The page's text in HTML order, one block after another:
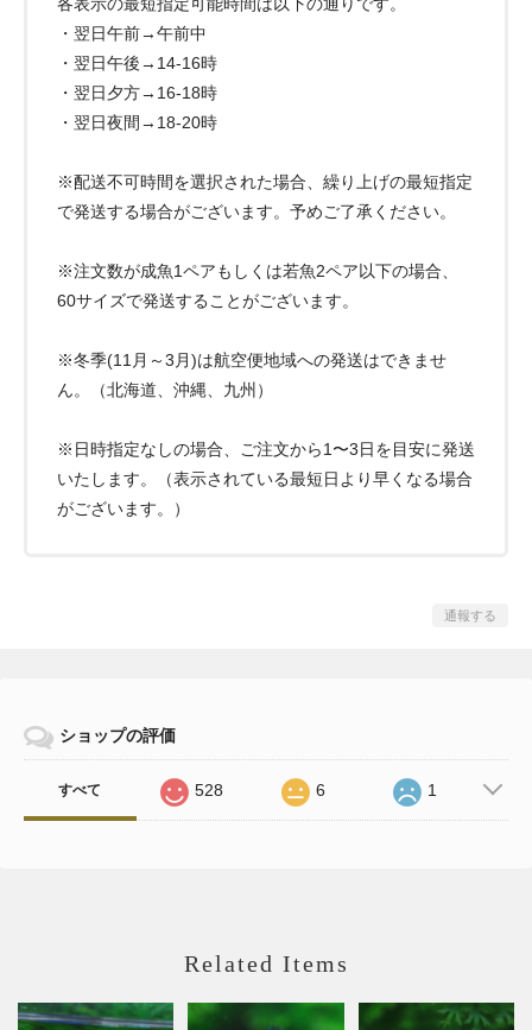
・翌日午前→午前中
・翌日午後→14-16時
・翌日夕方→16-18時
・翌日夜間→18-20時
※配送不可時間を選択された場合、繰り上げの最短指定
で発送する場合がございます。予めご了承ください。
※注文数が成魚1ペアもしくは若魚2ペア以下の場合、
60サイズで発送することがございます。
※冬季(11月～3月)は航空便地域への発送はできませ
ん。（北海道、沖縄、九州）
※日時指定なしの場合、ご注文から1〜3日を目安に発送
いたします。（表示されている最短日より早くなる場合
がございます。）
通報する
ショップの評価
すべて 528 6 1
Related Items